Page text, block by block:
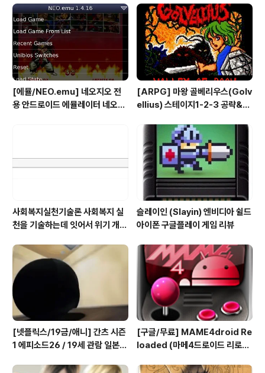
말이죠난 당당히 말하고 싶을뿐입니다... "그날 그 자리에
난 참여했더라고..." "대한민국의 과거를 청산하고 새로운
대한민국으로 태어난 그날에..나의 양심적 판단과 내 스스
로의 의지로 행동을 했다고" 말..
[에뮬/NEO.emu] 네오지오 전
용 안드로이드 에뮬레이터 네오지
[ARPG] 마왕 골베리우스(Golv
ellius) 스테이지1-2-3 공략&맵
사회복지실천기술론 사회복지 실
천을 기술하는데 잇어서 위기 개입
개입 과정을 설명하시오
슬레이인 (Slayin) 엔비디아 쉴드
아이폰 구글플레이 게임 리뷰
[넷플릭스/19금/애니] 간츠 시즌
1 에피소드26 / 19세 관람 일본
[구글/무료] MAME4droid Re
loaded (마메4드로이드 리로디